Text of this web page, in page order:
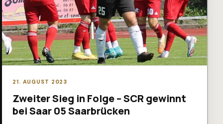
21. AUGUST 2023
Zweiter Sieg in Folge – SCR gewinnt
bei Saar 05 Saarbrücken